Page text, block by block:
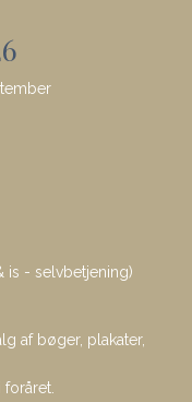
is - selvbetjening)
af bøger, plakater,
foråret.